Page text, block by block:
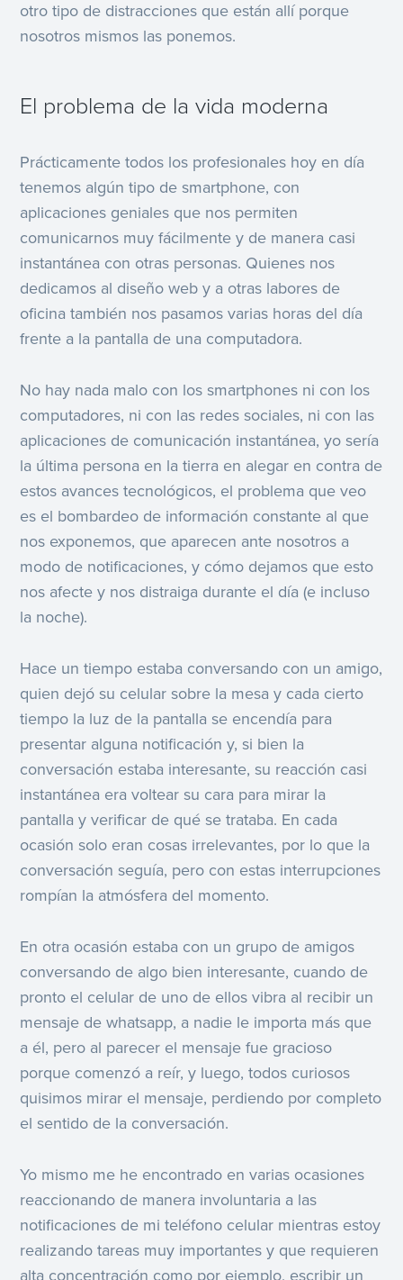
otro tipo de distracciones que están allí porque
nosotros mismos las ponemos.
El problema de la vida moderna
Prácticamente todos los profesionales hoy en día
tenemos algún tipo de smartphone, con
aplicaciones geniales que nos permiten
comunicarnos muy fácilmente y de manera casi
instantánea con otras personas. Quienes nos
dedicamos al diseño web y a otras labores de
oficina también nos pasamos varias horas del día
frente a la pantalla de una computadora.
No hay nada malo con los smartphones ni con los
computadores, ni con las redes sociales, ni con las
aplicaciones de comunicación instantánea, yo sería
la última persona en la tierra en alegar en contra de
estos avances tecnológicos, el problema que veo
es el bombardeo de información constante al que
nos exponemos, que aparecen ante nosotros a
modo de notificaciones, y cómo dejamos que esto
nos afecte y nos distraiga durante el día (e incluso
la noche).
Hace un tiempo estaba conversando con un amigo,
quien dejó su celular sobre la mesa y cada cierto
tiempo la luz de la pantalla se encendía para
presentar alguna notificación y, si bien la
conversación estaba interesante, su reacción casi
instantánea era voltear su cara para mirar la
pantalla y verificar de qué se trataba. En cada
ocasión solo eran cosas irrelevantes, por lo que la
conversación seguía, pero con estas interrupciones
rompían la atmósfera del momento.
En otra ocasión estaba con un grupo de amigos
conversando de algo bien interesante, cuando de
pronto el celular de uno de ellos vibra al recibir un
mensaje de whatsapp, a nadie le importa más que
a él, pero al parecer el mensaje fue gracioso
porque comenzó a reír, y luego, todos curiosos
quisimos mirar el mensaje, perdiendo por completo
el sentido de la conversación.
Yo mismo me he encontrado en varias ocasiones
reaccionando de manera involuntaria a las
notificaciones de mi teléfono celular mientras estoy
realizando tareas muy importantes y que requieren
alta concentración como por ejemplo, escribir un